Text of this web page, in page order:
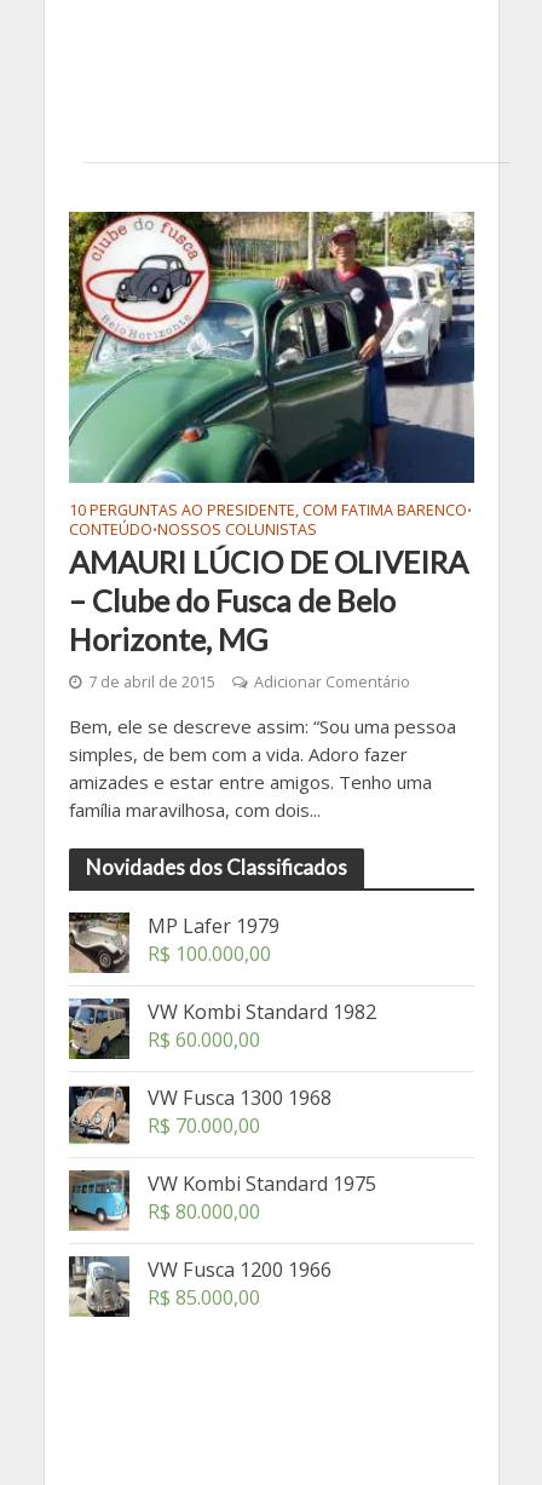
10 PERGUNTAS AO PRESIDENTE, COM FATIMA BARENCO•
CONTEÚDO•NOSSOS COLUNISTAS
AMAURI LÚCIO DE OLIVEIRA
– Clube do Fusca de Belo
Horizonte, MG
7 de abril de 2015 Adicionar Comentário
Bem, ele se descreve assim: “Sou uma pessoa
simples, de bem com a vida. Adoro fazer
amizades e estar entre amigos. Tenho uma
família maravilhosa, com dois...
Novidades dos Classificados
MP Lafer 1979
R$ 100.000,00
VW Kombi Standard 1982
R$ 60.000,00
VW Fusca 1300 1968
R$ 70.000,00
VW Kombi Standard 1975
R$ 80.000,00
VW Fusca 1200 1966
R$ 85.000,00